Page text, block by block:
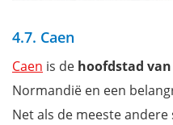
4.7. Caen
Caen is de hoofdstad
Normandië en een
Net als de meeste